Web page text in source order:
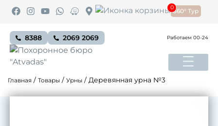
360° Тур
0
8388 2069 2069 Работаем 00-24
Главная / Товары / Урны / Деревянная урна №3